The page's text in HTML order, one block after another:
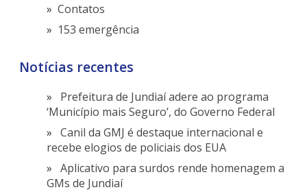
Contatos
153 emergência
Notícias recentes
Prefeitura de Jundiaí adere ao programa
‘Município mais Seguro’, do Governo Federal
Canil da GMJ é destaque internacional e
recebe elogios de policiais dos EUA
Aplicativo para surdos rende homenagem a
GMs de Jundiaí